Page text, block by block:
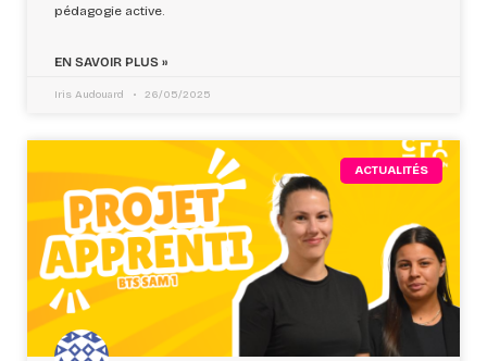
pédagogie active.
EN SAVOIR PLUS »
Iris Audouard 26/05/2025
ACTUALITÉS